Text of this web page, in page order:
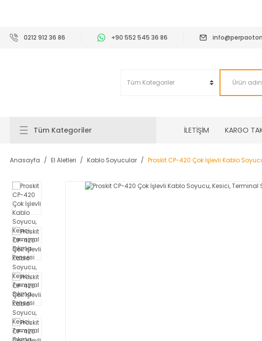
0212 912 36 86 +90 552 545 36 86
Tüm Kategoriler İLETİŞİM KARGO
Anasayfa El Aletleri Kablo Soyucular Proskit CP-420 Çok İşlevli Kablo